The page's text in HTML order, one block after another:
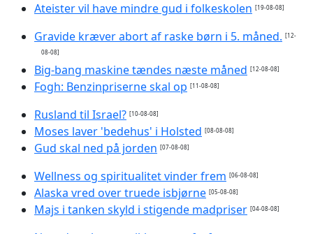
Ateister vil have mindre gud i folkeskolen [19-08-08]
Gravide kræver abort af raske børn i 5. måned. [12-
08-08]
Big-bang maskine tændes næste måned [12-08-08]
Fogh: Benzinpriserne skal op [11-08-08]
Rusland til Israel? [10-08-08]
Moses laver 'bedehus' i Holsted [08-08-08]
Gud skal ned på jorden [07-08-08]
Wellness og spiritualitet vinder frem [06-08-08]
Alaska vred over truede isbjørne [05-08-08]
Majs i tanken skyld i stigende madpriser [04-08-08]